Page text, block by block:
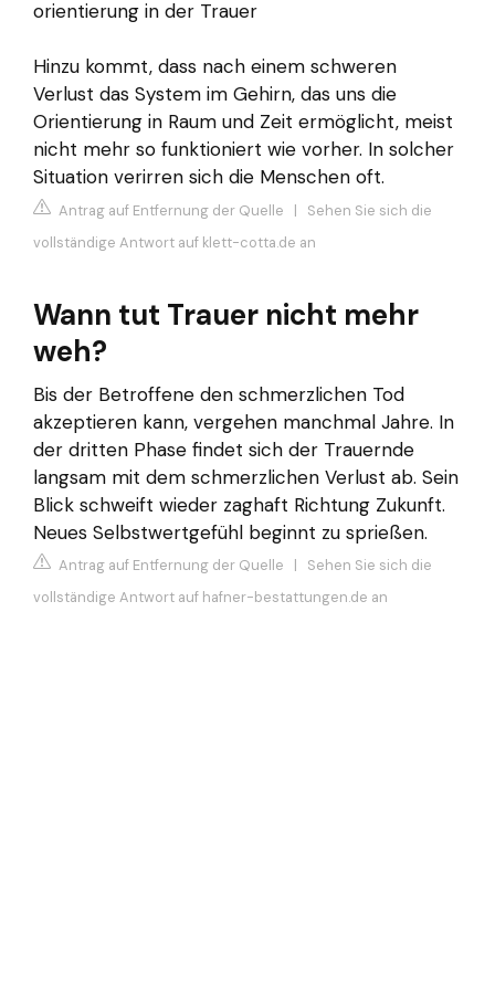
orientierung in der Trauer
Hinzu kommt, dass nach einem schweren
Verlust das System im Gehirn, das uns die
Orientierung in Raum und Zeit ermöglicht, meist
nicht mehr so funktioniert wie vorher. In solcher
Situation verirren sich die Menschen oft.
Antrag auf Entfernung der Quelle | Sehen Sie sich die
vollständige Antwort auf klett-cotta.de an
Wann tut Trauer nicht mehr
weh?
Bis der Betroffene den schmerzlichen Tod
akzeptieren kann, vergehen manchmal Jahre. In
der dritten Phase findet sich der Trauernde
langsam mit dem schmerzlichen Verlust ab. Sein
Blick schweift wieder zaghaft Richtung Zukunft.
Neues Selbstwertgefühl beginnt zu sprießen.
Antrag auf Entfernung der Quelle | Sehen Sie sich die
vollständige Antwort auf hafner-bestattungen.de an